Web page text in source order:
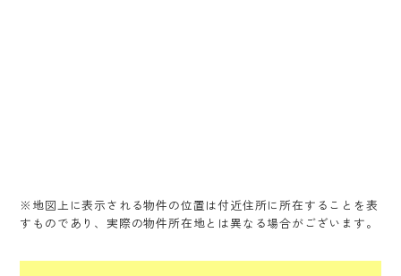
※地図上に表示される物件の位置は付近住所に所在することを表
すものであり、実際の物件所在地とは異なる場合がございます。